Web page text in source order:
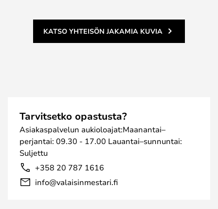
KATSO YHTEISÖN JAKAMIA KUVIA
Tarvitsetko opastusta?
Asiakaspalvelun aukioloajat:Maanantai–
perjantai: 09.30 - 17.00 Lauantai–sunnuntai:
Suljettu
+358 20 787 1616
info@valaisinmestari.fi